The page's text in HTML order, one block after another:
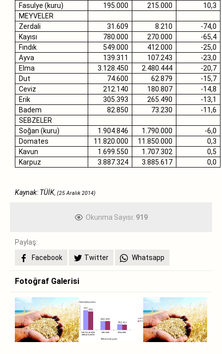
Fasulye (kuru)
195.000 215.000
10,3
MEYVELER
Zerdali
31.609 8.210
-74,0
Kayısı
780.000 270.000
-65,4
Fındık
549.000 412.000
-25,0
Ayva
139.311 107.243
-23,0
Elma
3.128.450 2.480.444
-20,7
Dut
74.600 62.879
-15,7
Ceviz
212.140 180.807
-14,8
Erik
305.393 265.490
-13,1
Badem
82.850 73.230
-11,6
SEBZELER
Soğan (kuru)
1.904.846 1.790.000
-6,0
Domates
11.820.000 11.850.000
0,3
Kavun
1.699.550 1.707.302
0,5
Karpuz
3.887.324 3.885.617 0,0
Kaynak: TÜİK , (25 Aralık 2014)
Okunma Sayısı: 919
Paylaş:
Facebook
Twitter Whatsapp
Fotoğraf Galerisi